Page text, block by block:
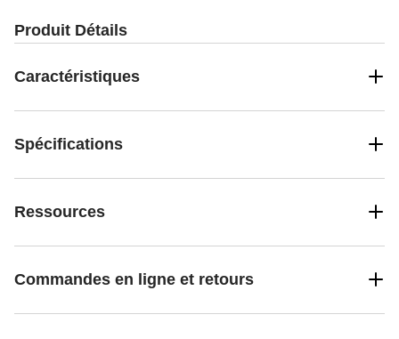
Produit Détails
Caractéristiques
Spécifications
Ressources
Commandes en ligne et retours